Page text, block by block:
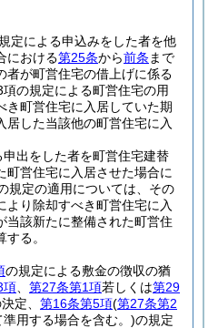
定による申込みをした者を他
における第25条から前条 まで
者が町営住宅の借上げに係る
の規定による町営住宅の用
き町営住宅に入居していた期
居した当該他の町営住宅に入
出をした者を町営住宅建替
町営住宅に入居させた場合に
規定の適用については、その
り除却すべき町営住宅に入
当該新たに整備された町営住
る。
の規定による敷金の徴収の猶
項 第27条第1項若しくは第29
定、 第16条第5項(第27条第2
準用する場合を含む。)の規定